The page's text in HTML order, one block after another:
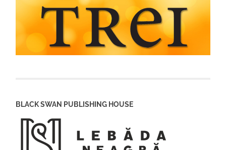
BLACK SWAN PUBLISHING HOUSE